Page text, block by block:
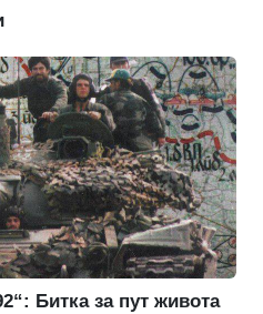
Битка за пут живота